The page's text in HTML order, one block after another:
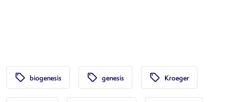
local_offer biogenesis local_offer genesis local_offer Kroeger